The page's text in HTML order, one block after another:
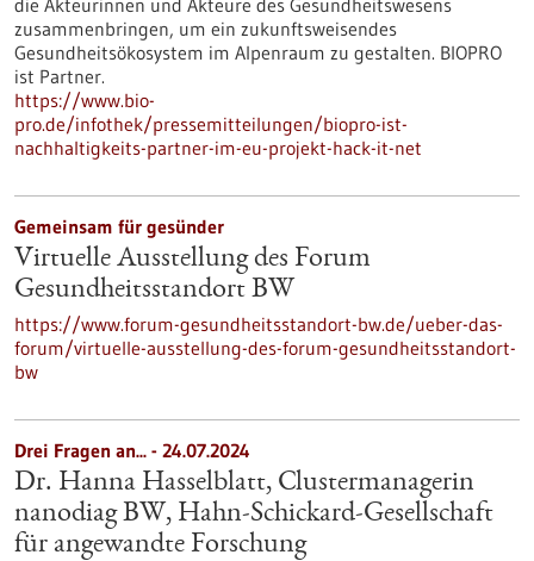
die Akteurinnen und Akteure des Gesundheitswesens
zusammenbringen, um ein zukunftsweisendes
Gesundheitsökosystem im Alpenraum zu gestalten. BIOPRO
ist Partner.
https://www.bio-
pro.de/infothek/pressemitteilungen/biopro-ist-
nachhaltigkeits-partner-im-eu-projekt-hack-it-net
Gemeinsam für gesünder
Virtuelle Ausstellung des Forum
Gesundheitsstandort BW
https://www.forum-gesundheitsstandort-bw.de/ueber-das-
forum/virtuelle-ausstellung-des-forum-gesundheitsstandort-
bw
Drei Fragen an... - 24.07.2024
Dr. Hanna Hasselblatt, Clustermanagerin
nanodiag BW, Hahn-Schickard-Gesellschaft
für angewandte Forschung